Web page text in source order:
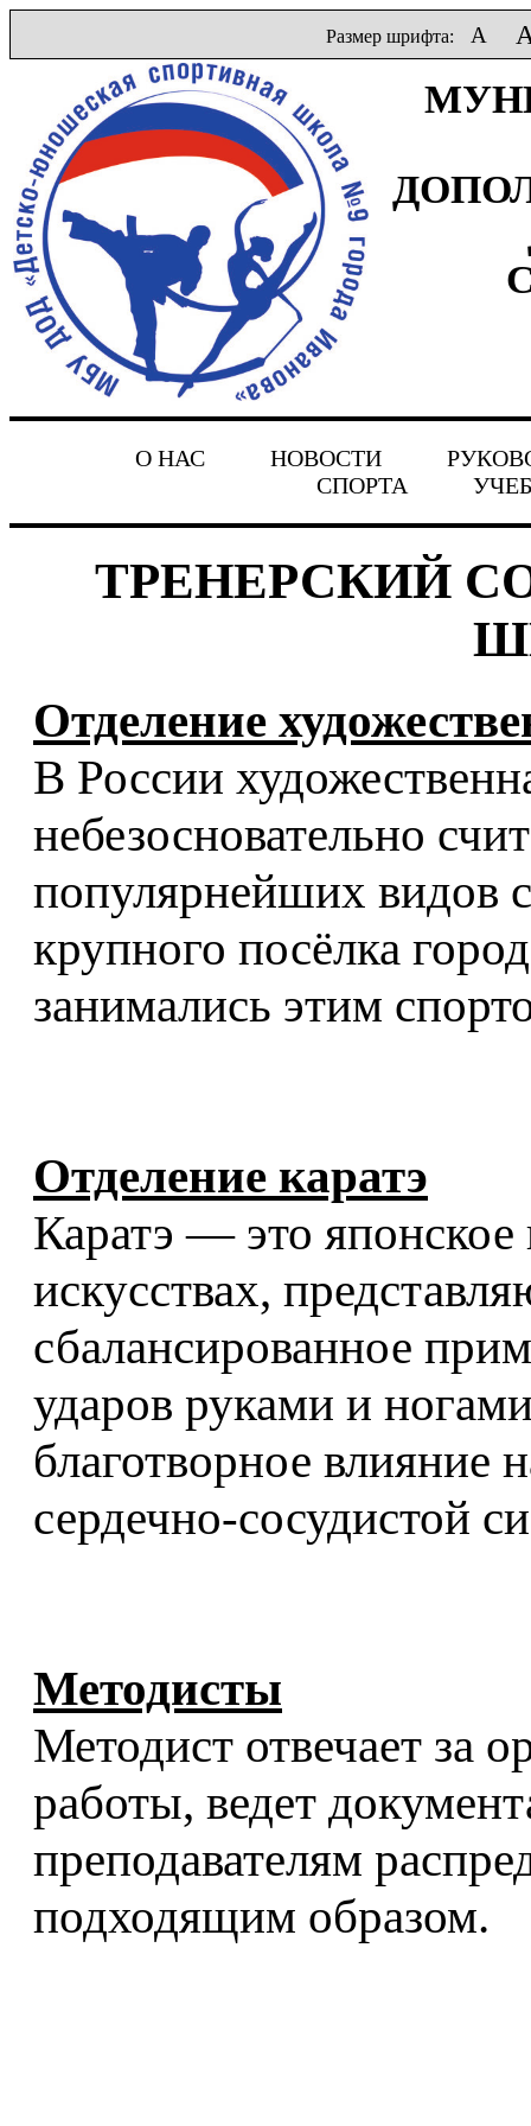
Размер шрифта: A
О НАС НОВОСТИ
СПОРТА
ТРЕНЕРСКИЙ
Отделение
В России
небезосновательно
популярнейших видов
крупного посёлка
занимались этим
Отделение каратэ
Каратэ — это японское
искусствах,
сбалансированное
ударов руками и
благотворное влияние
сердечно-сосудистой
Методисты
Методист отвечает за
работы, ведет
преподавателям
подходящим образом.